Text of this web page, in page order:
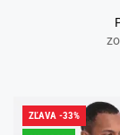
ZĽAVA -33%